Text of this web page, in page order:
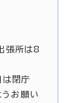
張所は8
は閉庁
お願い